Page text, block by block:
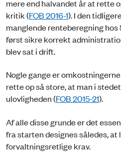
mere end halvandet år at rette
kritik (FOB 2016-1). I den
manglende renteberegning
først sikre korrekt
blev sat i drift.
Nogle gange er
rette op så store, at man i
ulovligheden (FOB 2015-21).
Af alle disse grunde er det
fra starten designes således, at
forvaltningsretlige krav.